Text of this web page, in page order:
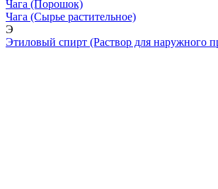
Чага (Порошок)
Чага (Сырье растительное)
Э
Этиловый спирт (Раствор для наружного